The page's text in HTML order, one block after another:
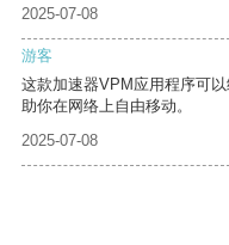
2025-07-08
游客
这款加速器VPM应用程序可
助你在网络上自由移动。
2025-07-08